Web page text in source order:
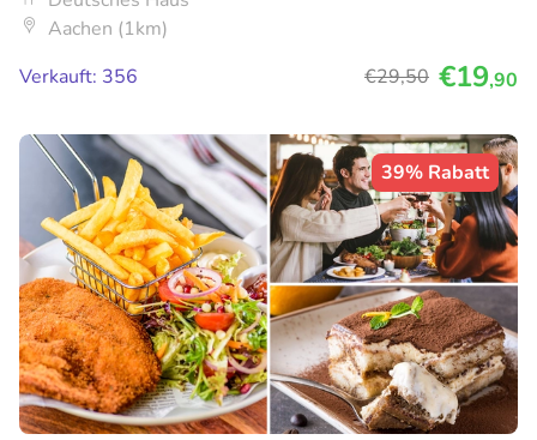
Aachen (1km)
Verkauft: 356
€29,50 €19,90
39% Rabatt